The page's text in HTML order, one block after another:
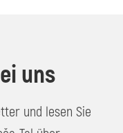
uns
und lesen Sie